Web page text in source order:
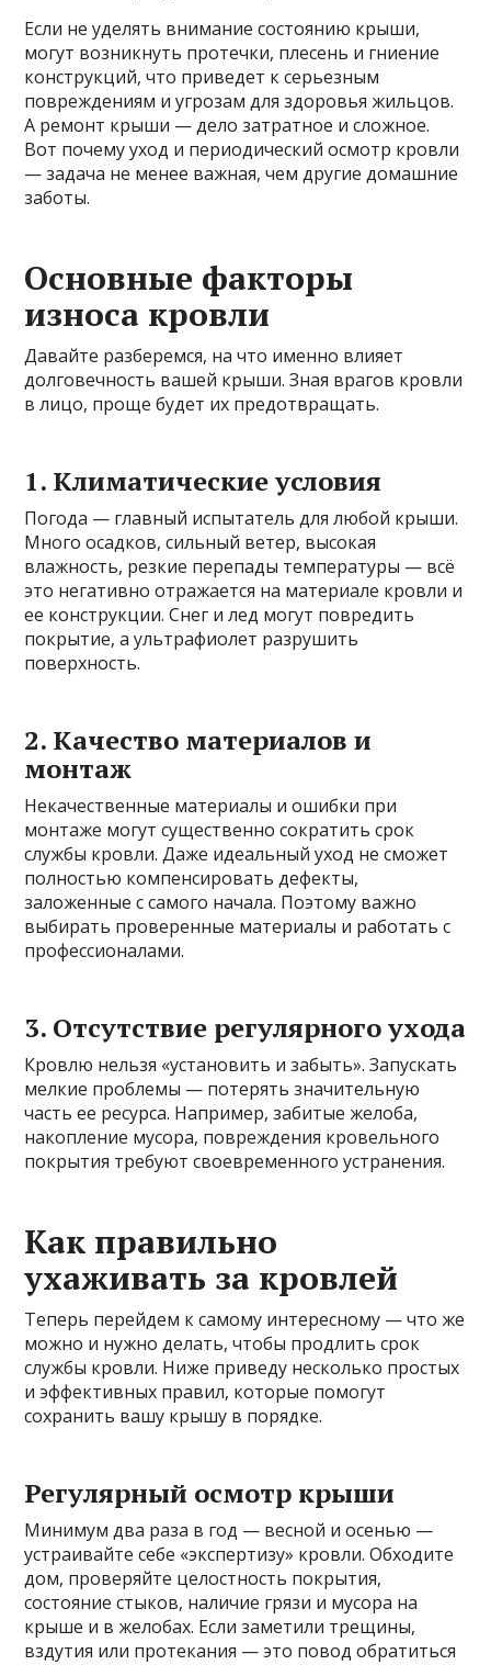
Если не уделять внимание состоянию крыши,
могут возникнуть протечки, плесень и гниение
конструкций, что приведет к серьезным
повреждениям и угрозам для здоровья жильцов.
А ремонт крыши — дело затратное и сложное.
Вот почему уход и периодический осмотр кровли
— задача не менее важная, чем другие домашние
заботы.
Основные факторы
износа кровли
Давайте разберемся, на что именно влияет
долговечность вашей крыши. Зная врагов кровли
в лицо, проще будет их предотвращать.
1. Климатические условия
Погода — главный испытатель для любой крыши.
Много осадков, сильный ветер, высокая
влажность, резкие перепады температуры — всё
это негативно отражается на материале кровли и
ее конструкции. Снег и лед могут повредить
покрытие, а ультрафиолет разрушить
поверхность.
2. Качество материалов и
монтаж
Некачественные материалы и ошибки при
монтаже могут существенно сократить срок
службы кровли. Даже идеальный уход не сможет
полностью компенсировать дефекты,
заложенные с самого начала. Поэтому важно
выбирать проверенные материалы и работать с
профессионалами.
3. Отсутствие регулярного ухода
Кровлю нельзя «установить и забыть». Запускать
мелкие проблемы — потерять значительную
часть ее ресурса. Например, забитые желоба,
накопление мусора, повреждения кровельного
покрытия требуют своевременного устранения.
Как правильно
ухаживать за кровлей
Теперь перейдем к самому интересному — что же
можно и нужно делать, чтобы продлить срок
службы кровли. Ниже приведу несколько простых
и эффективных правил, которые помогут
сохранить вашу крышу в порядке.
Регулярный осмотр крыши
Минимум два раза в год — весной и осенью —
устраивайте себе «экспертизу» кровли. Обходите
дом, проверяйте целостность покрытия,
состояние стыков, наличие грязи и мусора на
крыше и в желобах. Если заметили трещины,
вздутия или протекания — это повод обратиться